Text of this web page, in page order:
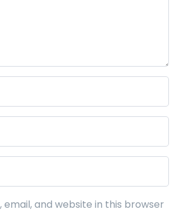
email, and website in this browser